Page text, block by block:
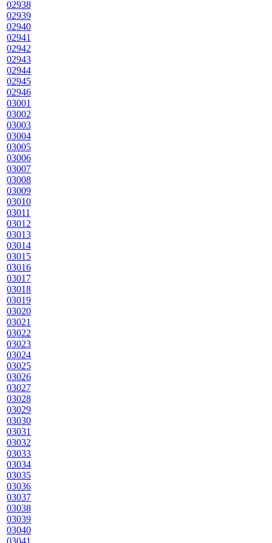
02938
02939
02940
02941
02942
02943
02944
02945
02946
03001
03002
03003
03004
03005
03006
03007
03008
03009
03010
03011
03012
03013
03014
03015
03016
03017
03018
03019
03020
03021
03022
03023
03024
03025
03026
03027
03028
03029
03030
03031
03032
03033
03034
03035
03036
03037
03038
03039
03040
03041